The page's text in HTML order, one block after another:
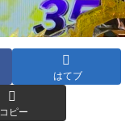
はてブ
コピー